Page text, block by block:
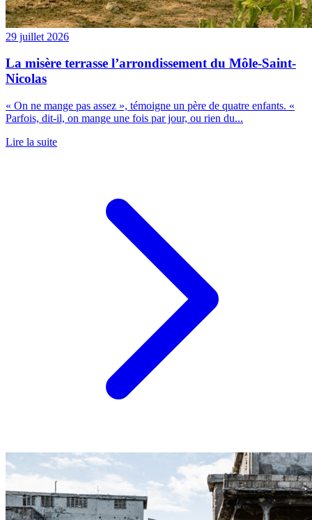
29 juillet 2026
La misère terrasse l’arrondissement du Môle-Saint-
Nicolas
« On ne mange pas assez », témoigne un père de quatre enfants. «
Parfois, dit-il, on mange une fois par jour, ou rien du...
Lire la suite